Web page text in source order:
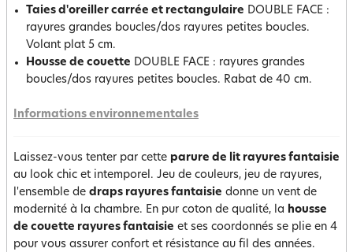
Taies d'oreiller carrée et rectangulaire DOUBLE FACE :
rayures grandes boucles/dos rayures petites boucles.
Volant plat 5 cm.
Housse de couette DOUBLE FACE : rayures grandes
boucles/dos rayures petites boucles. Rabat de 40 cm.
Informations environnementales
Laissez-vous tenter par cette parure de lit rayures fantaisie
au look chic et intemporel. Jeu de couleurs, jeu de rayures,
l'ensemble de draps rayures fantaisie donne un vent de
modernité à la chambre. En pur coton de qualité, la housse
de couette rayures fantaisie et ses coordonnés se plie en 4
pour vous assurer confort et résistance au fil des années.